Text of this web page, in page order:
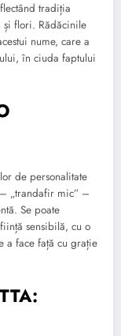
tradiția
și flori. Rădăcinile
nume, care a
în ciuda faptului
de personalitate
– „trandafir mic” –
Se poate
sensibilă, cu o
a face față cu grație